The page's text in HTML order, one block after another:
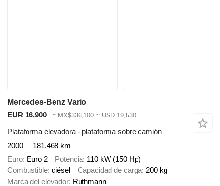
Mercedes-Benz Vario
EUR 16,900
≈ MX$336,100 ≈ USD 19,530
Plataforma elevadora - plataforma sobre camión
2000
181,468 km
Euro Euro 2 Potencia 110 kW (150 Hp)
Combustible diésel Capacidad de carga 200 kg
Marca del elevador Ruthmann